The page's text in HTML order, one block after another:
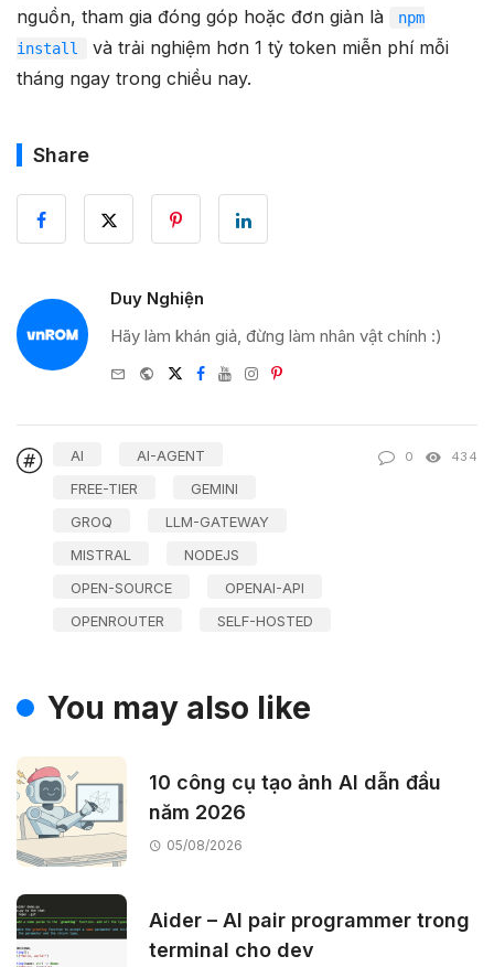
nguồn, tham gia đóng góp hoặc đơn giản là
npm
install
và trải nghiệm hơn 1 tỷ token miễn phí mỗi
tháng ngay trong chiều nay.
Share
Duy Nghiện
Hãy làm khán giả, đừng làm nhân vật chính :)
e-
WebsiteTwitter
Facebook
YoutubeInstagram
Pinterest
AI
AI-AGENT
FREE-TIER
GEMINI
GROQ
LLM-GATEWAY
MISTRAL
NODEJS
OPEN-SOURCE
OPENAI-API
OPENROUTER
SELF-HOSTED
0 434
You may also like
10 công cụ tạo ảnh AI dẫn đầu
năm 2026
05/08/2026
Aider – AI pair programmer trong
terminal cho dev